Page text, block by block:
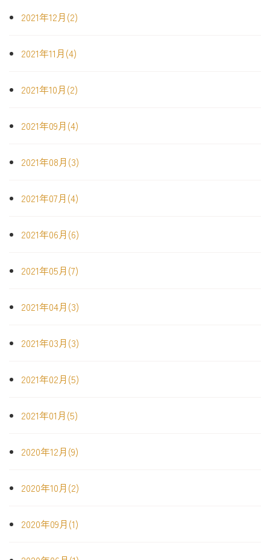
2021年12月(2)
2021年11月(4)
2021年10月(2)
2021年09月(4)
2021年08月(3)
2021年07月(4)
2021年06月(6)
2021年05月(7)
2021年04月(3)
2021年03月(3)
2021年02月(5)
2021年01月(5)
2020年12月(9)
2020年10月(2)
2020年09月(1)